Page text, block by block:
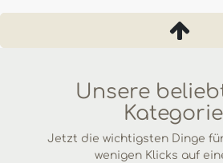
Unsere
Jetzt die wichtigsten Dinge
wenigen Klicks auf